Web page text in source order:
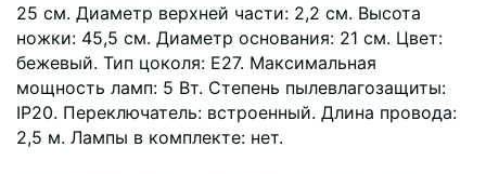
25 см. Диаметр верхней части: 2,2 см. Высота
ножки: 45,5 см. Диаметр основания: 21 см. Цвет:
бежевый. Тип цоколя: Е27. Максимальная
мощность ламп: 5 Вт. Степень пылевлагозащиты:
IP20. Переключатель: встроенный. Длина провода:
2,5 м. Лампы в комплекте: нет.